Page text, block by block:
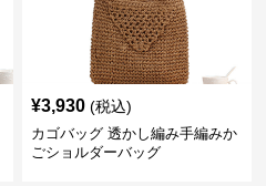
¥3,930 (税込)
カゴバッグ 透かし編み手編みか
ごショルダーバッグ